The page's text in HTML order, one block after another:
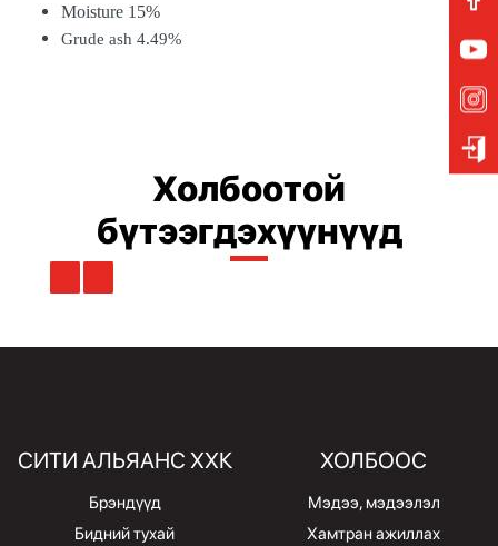
Moisture 15%
Grude ash 4.49%
Холбоотой
бүтээгдэхүүнүүд
СИТИ АЛЬЯАНС ХХК
Брэндүүд
Бидний тухай
ХОЛБООС
Мэдээ, мэдээлэл
Хамтран ажиллах